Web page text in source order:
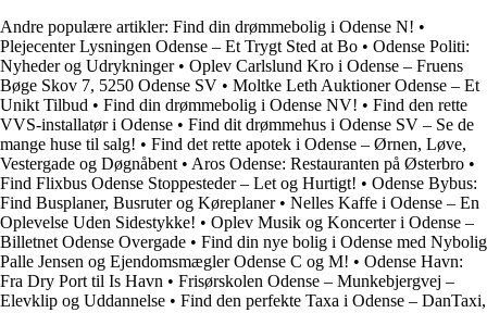
Andre populære artikler: Find din drømmebolig i Odense N! •
Plejecenter Lysningen Odense – Et Trygt Sted at Bo • Odense Politi:
Nyheder og Udrykninger• Oplev Carlslund Kro i Odense – Fruens
Bøge Skov 7, 5250 Odense SV • Moltke Leth Auktioner Odense – Et
Unikt Tilbud • Find din drømmebolig i Odense NV! • Find den rette
VVS-installatør i Odense • Find dit drømmehus i Odense SV – Se de
mange huse til salg! • Find det rette apotek i Odense – Ørnen, Løve,
Vestergade og Døgnåbent • Aros Odense: Restauranten på Østerbro •
Find Flixbus Odense Stoppesteder – Let og Hurtigt! • Odense Bybus:
Find Busplaner, Busruter og Køreplaner• Nelles Kaffe i Odense – En
Oplevelse Uden Sidestykke! • Oplev Musik og Koncerter i Odense –
Billetnet Odense Overgade • Find din nye bolig i Odense med Nybolig
Palle Jensen og Ejendomsmægler Odense C og M! • Odense Havn:
Fra Dry Port til Is Havn • Frisørskolen Odense – Munkebjergvej –
Elevklip og Uddannelse • Find den perfekte Taxa i Odense – DanTaxi,